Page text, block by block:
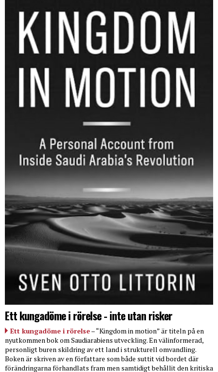
Ett kungadöme i rörelse - inte utan risker
Ett kungadöme i rörelse– “Kingdom in motion” är titeln på en
nyutkommen bok om Saudiarabiens utveckling. En välinformerad,
personligt buren skildring av ett land i strukturell omvandling.
Boken är skriven av en författare som både suttit vid bordet där
förändringarna förhandlats fram men samtidigt behållit den kritiska